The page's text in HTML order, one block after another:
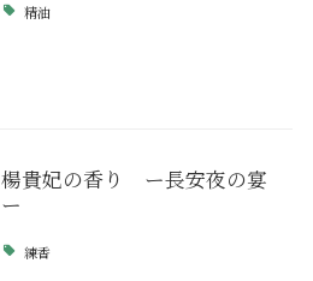
精油
楊貴妃の香り ー長安夜の宴
ー
練香